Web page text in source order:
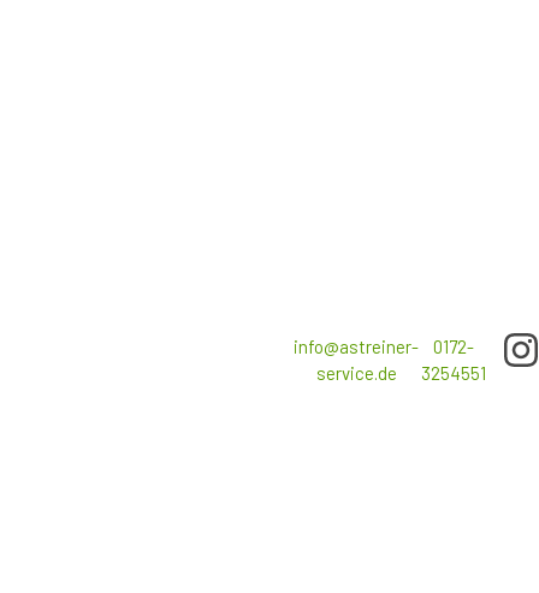
info@astreiner-
service.de
0172-
3254551